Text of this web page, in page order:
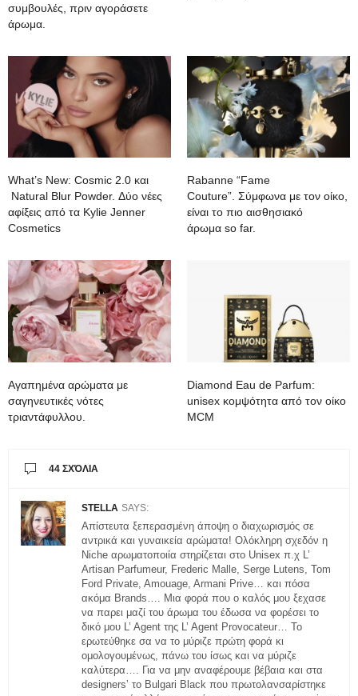
συμβουλές, πριν αγοράσετε
άρωμα.
What’s New: Cosmic 2.0 και
Natural Blur Powder. Δύο νέες
αφίξεις από τα Kylie Jenner
Cosmetics
Rabanne “Fame
Couture”. Σύμφωνα με τον οίκο,
είναι το πιο αισθησιακό
άρωμα so far.
Aγαπημένα αρώματα με
σαγηνευτικές νότες
τριαντάφυλλου.
Diamond Eau de Parfum:
unisex κομψότητα από τον οίκο
MCM
44 ΣΧΌΛΙΑ
STELLA SAYS:
Απίστευτα ξεπερασμένη άποψη ο διαχωρισμός σε
αντρικά και γυναικεία αρώματα! Ολόκληρη σχεδόν η
Niche αρωματοποιία στηρίζεται στο Unisex π.χ L’
Artisan Parfumeur, Frederic Malle, Serge Lutens, Tom
Ford Private, Amouage, Armani Prive… και πόσα
ακόμα Brands…. Μια φορά που ο καλός μου ξεχασε
να παρει μαζί του άρωμα του έδωσα να φορέσει το
δικό μου L’ Agent της L’ Agent Provocateur… To
ερωτεύθηκε σα να το μύριζε πρώτη φορά κι
ομολογουμένως, πάνω του ίσως και να μύριζε
καλύτερα…. Για να μην αναφέρουμε βέβαια και στα
designers’ το Bulgari Black που πρωτολανσαρίστηκε